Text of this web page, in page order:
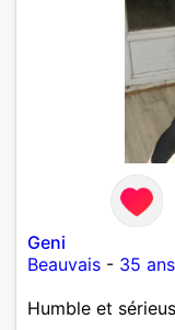
Geni
Beauvais - 35 ans
Humble et